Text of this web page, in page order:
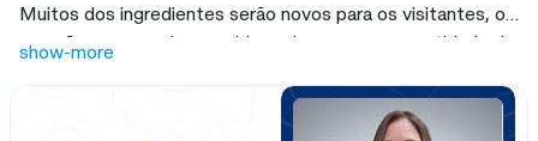
Muitos dos ingredientes serão novos para os visitantes, o
que não surpreende, considerando a enorme quantidade de
3.000 espécies de batata e 55 variedades de milho!
folclore peruano
show-more